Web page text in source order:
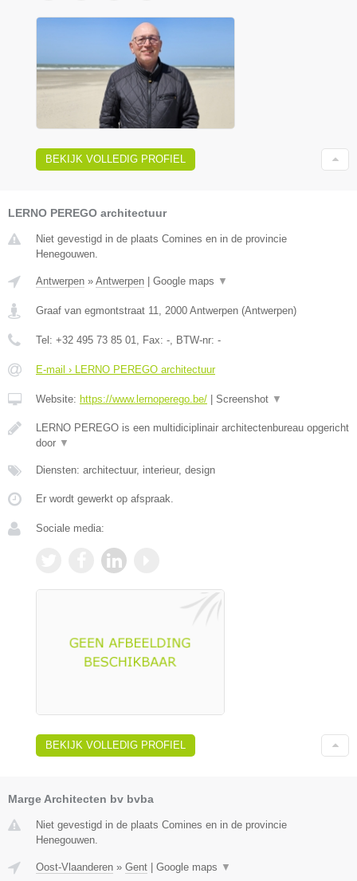
BEKIJK VOLLEDIG PROFIEL
LERNO PEREGO architectuur
Niet gevestigd in de plaats Comines en in de provincie
Henegouwen.
Antwerpen » Antwerpen | Google maps ▼
Graaf van egmontstraat 11 2000 Antwerpen (Antwerpen)
Tel: +32 495 73 85 01 , Fax: - , BTW-nr: -
E-mail › LERNO PEREGO architectuur
Website: https://www.lernoperego.be/ | Screenshot ▼
LERNO PEREGO is een multidiciplinair architectenbureau opgericht
door ▼
Diensten: architectuur, interieur, design
Er wordt gewerkt op afspraak.
Sociale media:
BEKIJK VOLLEDIG PROFIEL
Marge Architecten bv bvba
Niet gevestigd in de plaats Comines en in de provincie
Henegouwen.
Oost-Vlaanderen » Gent Google maps ▼